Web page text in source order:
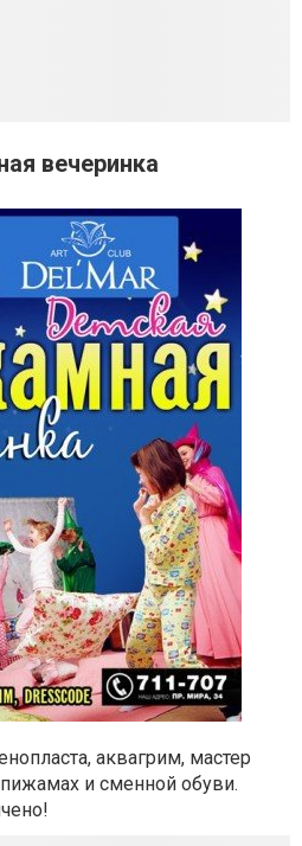
вечеринка
аквагрим, мастер
и сменной обуви.